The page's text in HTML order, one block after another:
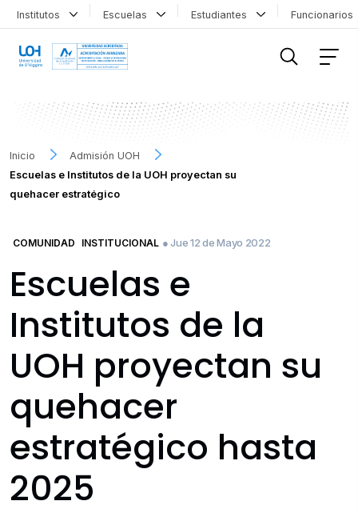
Institutos Escuelas Estudiantes
Inicio
Admisión UOH
Escuelas e Institutos de la UOH proyectan su
quehacer estratégico
COMUNIDAD INSTITUCIONAL ● Jue 12 de Mayo 2022
Escuelas e
Institutos de la
UOH proyectan su
quehacer
estratégico hasta
2025